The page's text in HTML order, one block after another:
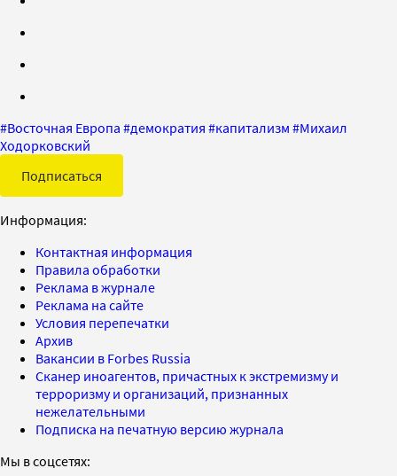
#Восточная Европа #демократия #капитализм #Михаил
Ходорковский
Подписаться
Информация:
Контактная информация
Правила обработки
Реклама в журнале
Реклама на сайте
Условия перепечатки
Архив
Вакансии в Forbes Russia
Сканер иноагентов, причастных к экстремизму и
терроризму и организаций, признанных
нежелательными
Подписка на печатную версию журнала
Мы в соцсетях: